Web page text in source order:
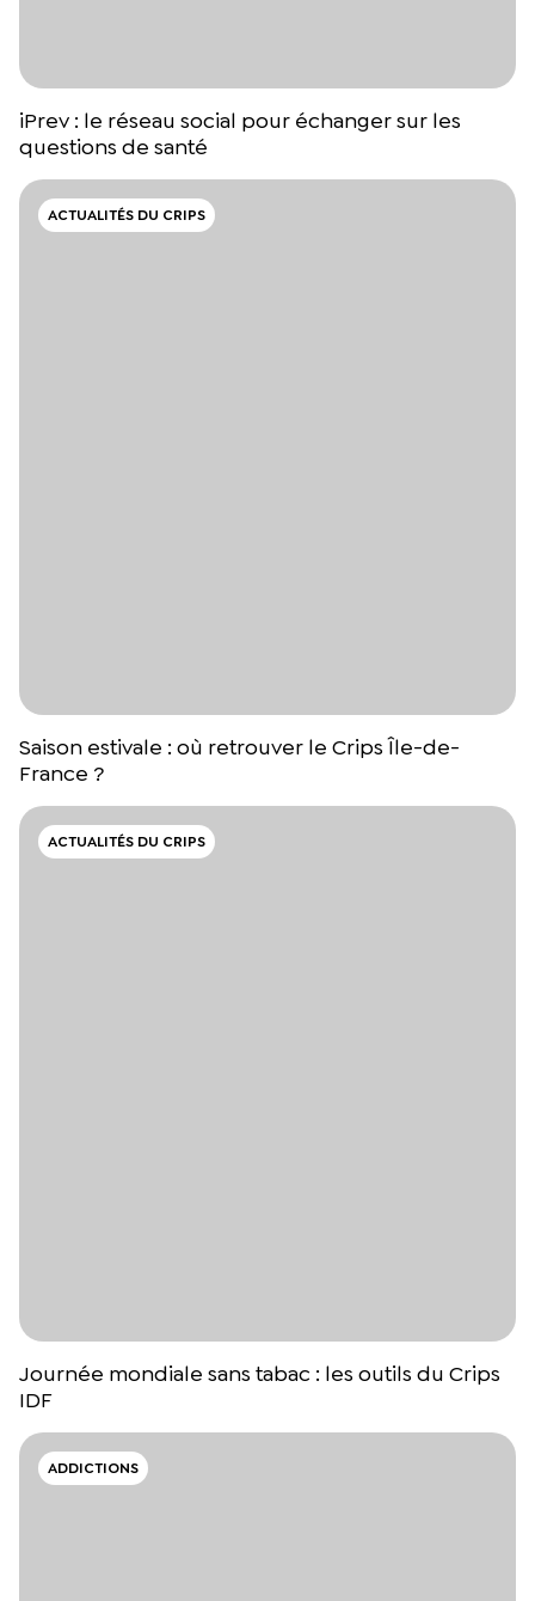
iPrev : le réseau social pour échanger sur les
questions de santé
ACTUALITÉS DU CRIPS
Saison estivale : où retrouver le Crips Île-de-
France ?
ACTUALITÉS DU CRIPS
Journée mondiale sans tabac : les outils du Crips
IDF
ADDICTIONS